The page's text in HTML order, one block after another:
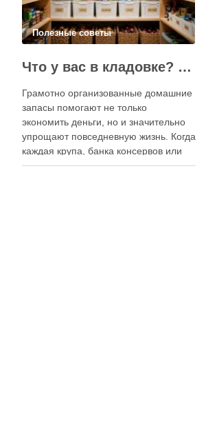
Полезные советы
Что у вас в кладовке? Секреты эффективного планирования запасов
Грамотно организованные домашние
запасы помогают не только
экономить деньги, но и значительно
упрощают повседневную жизнь. Когда
каждая крупа, банка консервов или
упаковка бытовой химии находятся